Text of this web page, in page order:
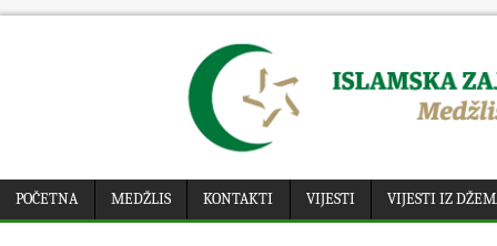
POČETNA MEDŽLIS KONTAKTI VIJESTI VIJESTI IZ